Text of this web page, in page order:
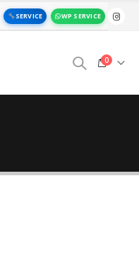
SERVICE WP SERVICE
0